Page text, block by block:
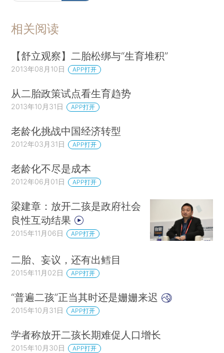
相关阅读
【舒立观察】二胎松绑与“生育堆积”
2013年08月10日 APP打开
从二胎政策试点看生育趋势
2013年10月31日 APP打开
老龄化挑战中国经济转型
2012年03月31日 APP打开
老龄化不尽是成本
2012年06月01日 APP打开
梁建章：放开二孩是政府社会
良性互动结果
2015年11月06日 APP打开
二胎、妄议，还有出鳕目
2015年11月02日 APP打开
“普遍二孩”正当其时还是姗姗来迟
2015年10月31日 APP打开
学者称放开二孩长期难促人口增长
2015年10月30日 APP打开